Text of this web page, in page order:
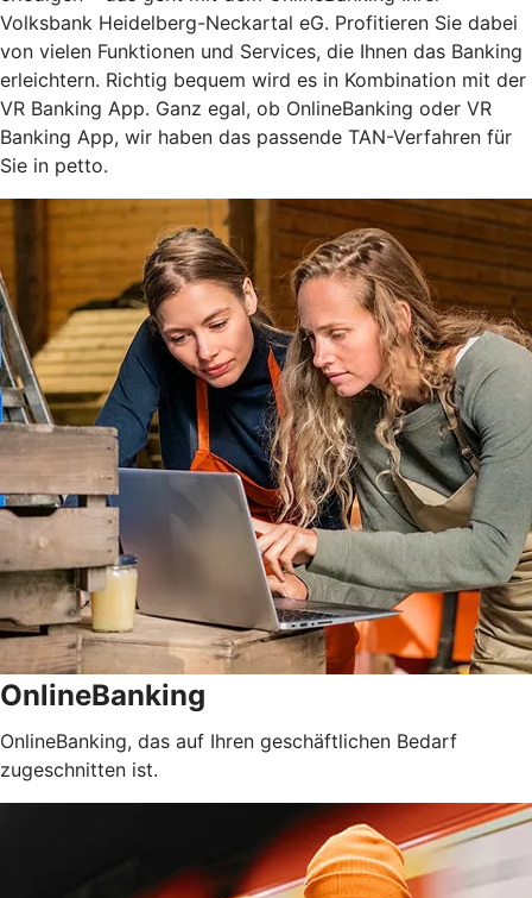
Volksbank Heidelberg-Neckartal eG. Profitieren Sie dabei
von vielen Funktionen und Services, die Ihnen das Banking
erleichtern. Richtig bequem wird es in Kombination mit der
VR Banking App. Ganz egal, ob OnlineBanking oder VR
Banking App, wir haben das passende TAN-Verfahren für
Sie in petto.
OnlineBanking
OnlineBanking, das auf Ihren geschäftlichen Bedarf
zugeschnitten ist.